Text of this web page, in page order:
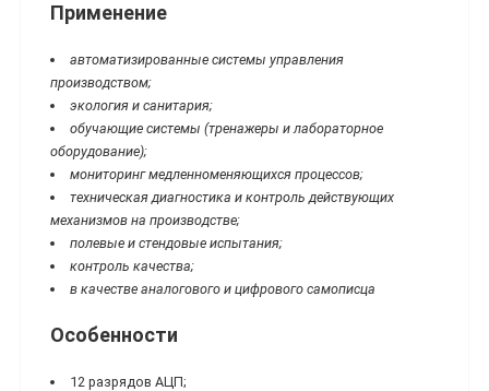
Применение
автоматизированные системы управления
производством;
экология и санитария;
обучающие системы (тренажеры и лабораторное
оборудование);
мониторинг медленноменяющихся процессов;
техническая диагностика и контроль действующих
механизмов на производстве;
полевые и стендовые испытания;
контроль качества;
в качестве аналогового и цифрового самописца
Особенности
12 разрядов АЦП;